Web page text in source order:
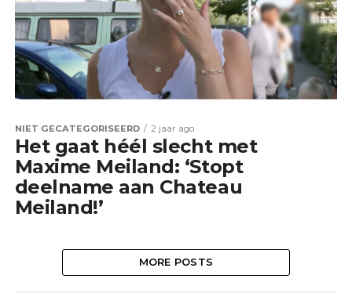
NIET GECATEGORISEERD 2 jaar ago
Het gaat héél slecht met
Maxime Meiland: ‘Stopt
deelname aan Chateau
Meiland!’
MORE POSTS